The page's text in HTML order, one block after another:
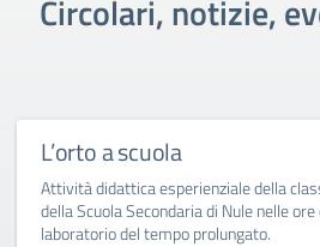
Circolari, notizie,
L’orto a scuola
Attività didattica esperienziale della
della Scuola Secondaria di Nule nelle ore
laboratorio del tempo prolungato.